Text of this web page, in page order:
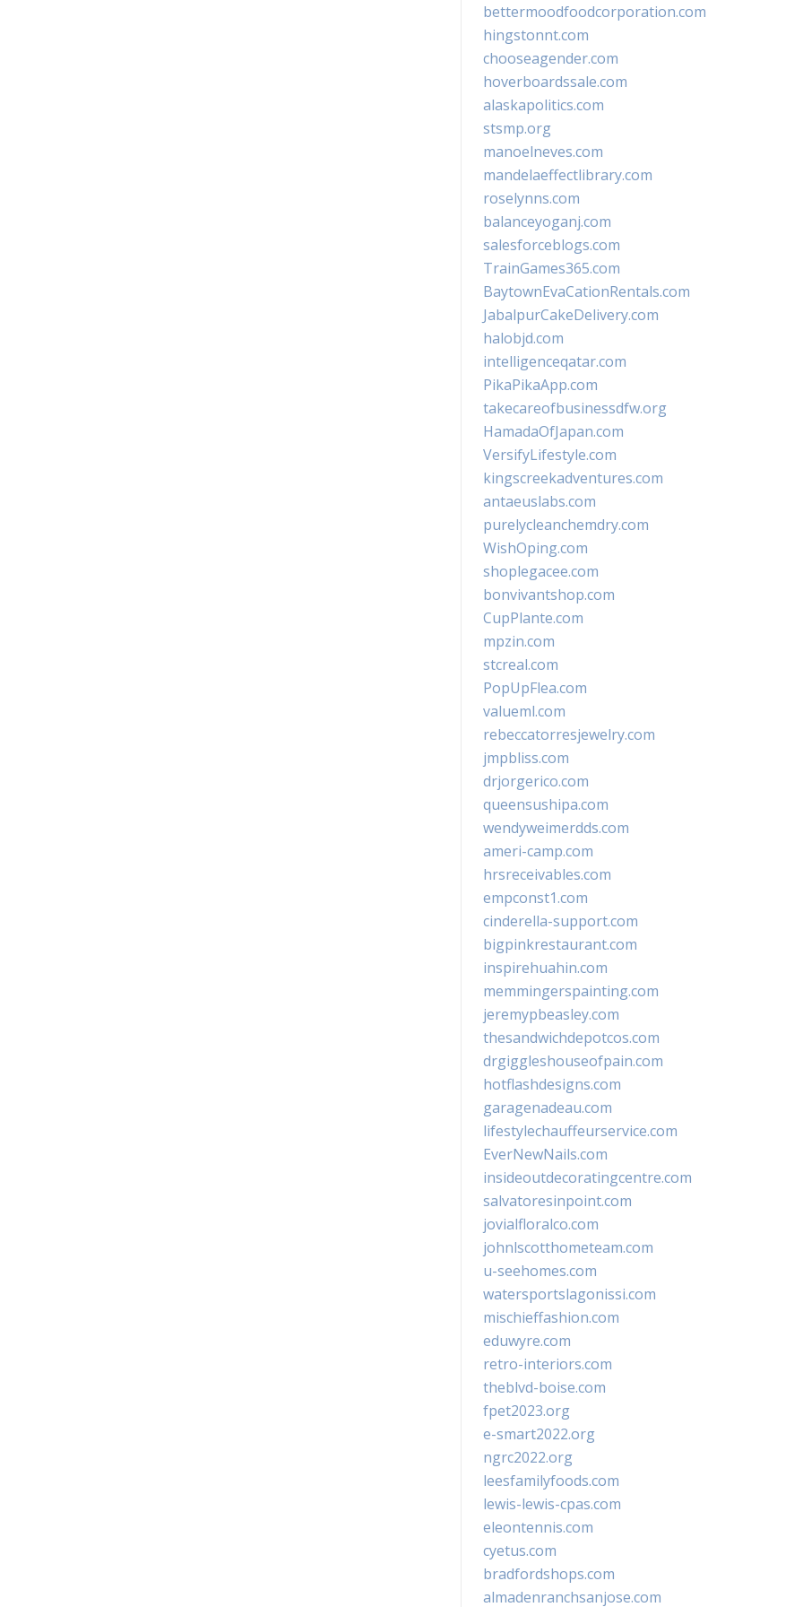
bettermoodfoodcorporation.com
hingstonnt.com
chooseagender.com
hoverboardssale.com
alaskapolitics.com
stsmp.org
manoelneves.com
mandelaeffectlibrary.com
roselynns.com
balanceyoganj.com
salesforceblogs.com
TrainGames365.com
BaytownEvaCationRentals.com
JabalpurCakeDelivery.com
halobjd.com
intelligenceqatar.com
PikaPikaApp.com
takecareofbusinessdfw.org
HamadaOfJapan.com
VersifyLifestyle.com
kingscreekadventures.com
antaeuslabs.com
purelycleanchemdry.com
WishOping.com
shoplegacee.com
bonvivantshop.com
CupPlante.com
mpzin.com
stcreal.com
PopUpFlea.com
valueml.com
rebeccatorresjewelry.com
jmpbliss.com
drjorgerico.com
queensushipa.com
wendyweimerdds.com
ameri-camp.com
hrsreceivables.com
empconst1.com
cinderella-support.com
bigpinkrestaurant.com
inspirehuahin.com
memmingerspainting.com
jeremypbeasley.com
thesandwichdepotcos.com
drgiggleshouseofpain.com
hotflashdesigns.com
garagenadeau.com
lifestylechauffeurservice.com
EverNewNails.com
insideoutdecoratingcentre.com
salvatoresinpoint.com
jovialfloralco.com
johnlscotthometeam.com
u-seehomes.com
watersportslagonissi.com
mischieffashion.com
eduwyre.com
retro-interiors.com
theblvd-boise.com
fpet2023.org
e-smart2022.org
ngrc2022.org
leesfamilyfoods.com
lewis-lewis-cpas.com
eleontennis.com
cyetus.com
bradfordshops.com
almadenranchsanjose.com